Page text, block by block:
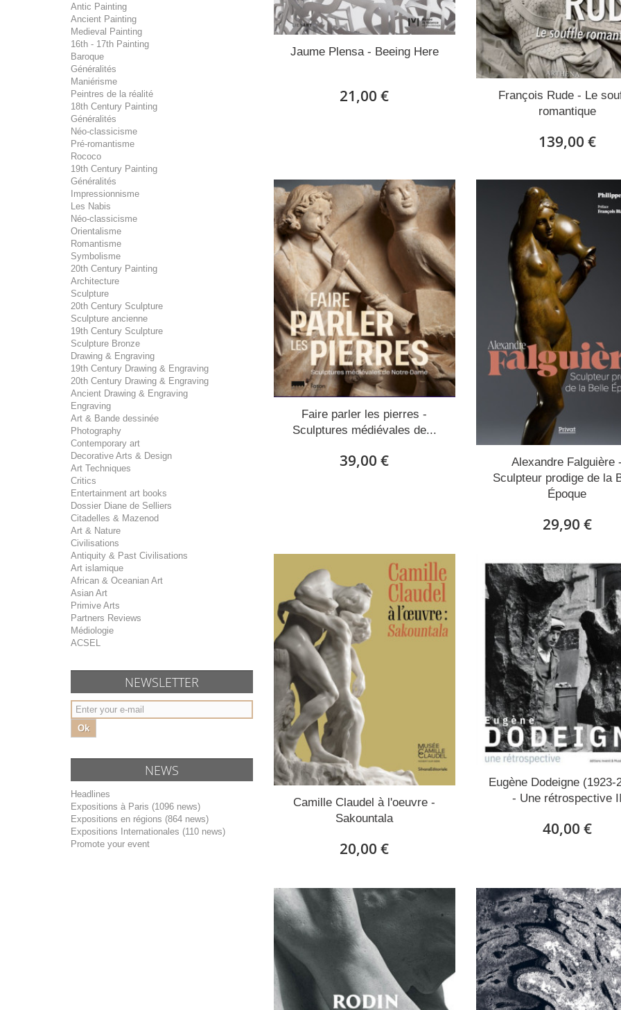
Antic Painting
Ancient Painting
Medieval Painting
16th - 17th Painting
Baroque
Généralités
Maniérisme
Peintres de la réalité
18th Century Painting
Généralités
Néo-classicisme
Pré-romantisme
Rococo
19th Century Painting
Généralités
Impressionnisme
Les Nabis
Néo-classicisme
Orientalisme
Romantisme
Symbolisme
20th Century Painting
Architecture
Sculpture
20th Century Sculpture
Sculpture ancienne
19th Century Sculpture
Sculpture Bronze
Drawing & Engraving
19th Century Drawing & Engraving
20th Century Drawing & Engraving
Ancient Drawing & Engraving
Engraving
Art & Bande dessinée
Photography
Contemporary art
Decorative Arts & Design
Art Techniques
Critics
Entertainment art books
Dossier Diane de Selliers
Citadelles & Mazenod
Art & Nature
Civilisations
Antiquity & Past Civilisations
Art islamique
African & Oceanian Art
Asian Art
Primive Arts
Partners Reviews
Médiologie
ACSEL
NEWSLETTER
Ok
NEWS
Headlines
Expositions à Paris (1096 news)
Expositions en régions (864 news)
Expositions Internationales (110 news)
Promote your event
Jaume Plensa - Beeing Here
21,00 €
François Rude - Le
romantique
139,00 €
Faire parler les pierres -
Sculptures médiévales de...
39,00 €
Alexandre Falguière -
Sculpteur prodige de la
Époque
29,90 €
Camille Claudel à l'oeuvre -
Sakountala
20,00 €
Eugène Dodeigne (1923-
- Une rétrospective II
40,00 €